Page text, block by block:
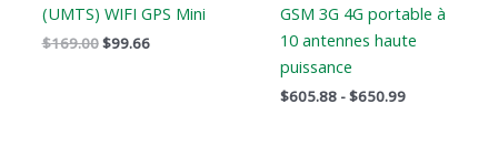
(UMTS) WIFI GPS Mini
$169.00$99.66
GSM 3G 4G portable à
10 antennes haute
puissance
$605.88 -$650.99